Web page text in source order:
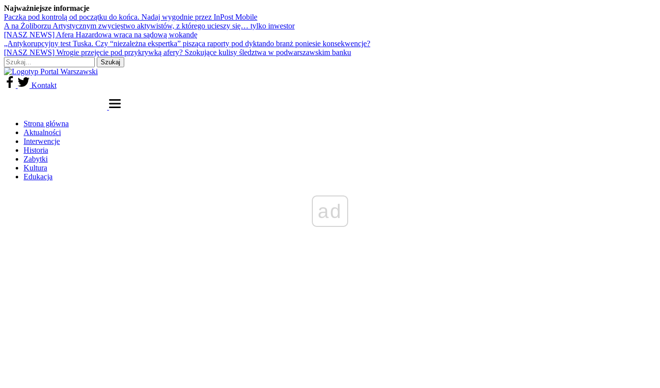
Najważniejsze informacje
Paczka pod kontrolą od początku do końca. Nadaj wygodnie przez InPost Mobile
A na Żoliborzu Artystycznym zwycięstwo aktywistów, z którego ucieszy się… tylko inwestor
[NASZ NEWS] Afera Hazardowa wraca na sądową wokandę
„Antykorupcyjny test Tuska. Czy “niezależna ekspertka” pisząca raporty pod dyktando branż poniesie konsekwencje?
[NASZ NEWS] Wrogie przejęcie pod przykrywką afery? Szokujące kulisy śledztwa w podwarszawskim banku
Kontakt
Strona główna
Aktualności
Interwencje
Historia
Zabytki
Kultura
Edukacja
ad